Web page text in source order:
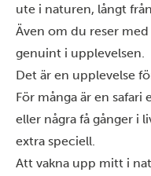
ute i naturen, långt
Även om du reser
genuint i upplevelsen.
Det är en upplevelse
För många är en safari
eller några få gånger i
extra speciell.
Att vakna upp mitt i